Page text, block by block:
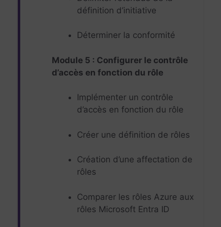
définition d’initiative
Déterminer la conformité
Module 5 : Configurer le contrôle
d’accès en fonction du rôle
Implémenter un contrôle
d’accès en fonction du rôle
Créer une définition de rôles
Création d’une affectation de
rôles
Comparer les rôles Azure aux
rôles Microsoft Entra ID